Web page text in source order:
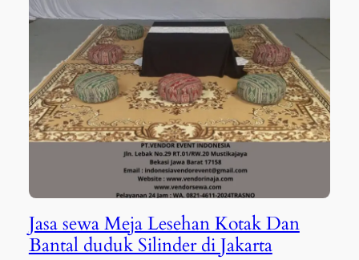
Jasa sewa Meja Lesehan Kotak Dan
Bantal duduk Silinder di Jakarta